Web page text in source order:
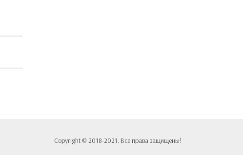
Copyright © 2018-2021. Все права защищены!